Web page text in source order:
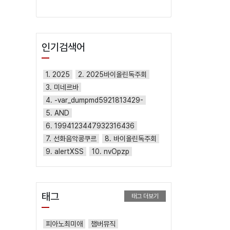
인기검색어
1. 2025
2. 2025바이올린독주회
3. 미네르바
4. -var_dumpmd5921813429-
5. AND
6. 1994123447932316436
7. 선화음악콩쿠르
8. 바이올린독주회
9. alertXSS
10. nvOpzp
태그 태그 더보기
피아노최미애 챔버뮤직